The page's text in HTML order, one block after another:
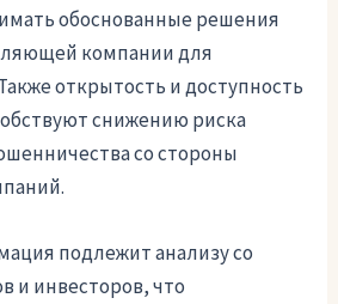
обоснованные решения
компании для
открытость и доступность
снижению риска
со стороны
подлежит анализу со
и инвесторов, что